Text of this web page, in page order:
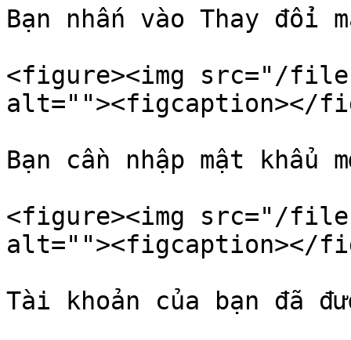
Bạn nhấn vào Thay đổi
<figure><img src="/files/
alt=""><figcaption></
Bạn cần nhập mật
<figure><img src="/
alt=""><figcaption></
Tài khoản của bạn đã